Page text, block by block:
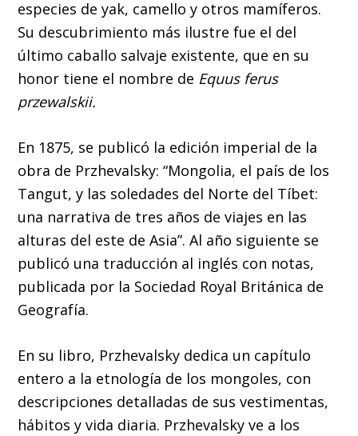
especies de yak, camello y otros mamíferos.
Su descubrimiento más ilustre fue el del
último caballo salvaje existente, que en su
honor tiene el nombre de Equus ferus
przewalskii.
En 1875, se publicó la edición imperial de la
obra de Przhevalsky: “Mongolia, el país de los
Tangut, y las soledades del Norte del Tíbet:
una narrativa de tres años de viajes en las
alturas del este de Asia”. Al año siguiente se
publicó una traducción al inglés con notas,
publicada por la Sociedad Royal Británica de
Geografía.
En su libro, Przhevalsky dedica un capítulo
entero a la etnología de los mongoles, con
descripciones detalladas de sus vestimentas,
hábitos y vida diaria. Przhevalsky ve a los